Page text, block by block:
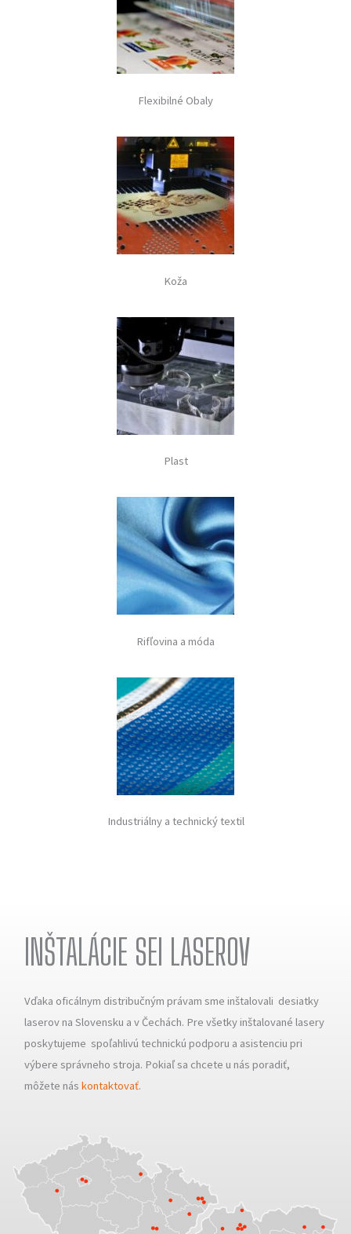
Flexibilné Obaly
Koža
Plast
Rifľovina a móda
Industriálny a technický textil
INŠTALÁCIE SEI LASEROV
Vďaka oficálnym distribučným právam sme inštalovali desiatky
laserov na Slovensku a v Čechách. Pre všetky inštalované lasery
poskytujeme spoľahlivú technickú podporu a asistenciu pri
výbere správneho stroja. Pokiaľ sa chcete u nás poradiť,
môžete náskontaktovať.